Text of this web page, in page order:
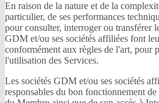
En raison de la nature et de la
particulier, de ses performances
pour consulter, interroger ou transférer
GDM et/ou ses sociétés affiliées font
conformément aux règles de l'art, pour
l'utilisation des Services.
Les sociétés GDM et/ou ses sociétés
responsables du bon fonctionnement